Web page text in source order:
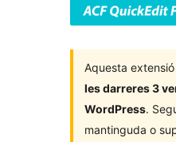
Aquesta extensió
les darreres 3
WordPress.
mantinguda o